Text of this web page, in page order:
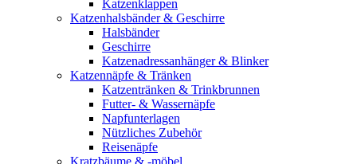
Katzenklappen
Katzenhalsbänder & Geschirre
Halsbänder
Geschirre
Katzenadressanhänger & Blinker
Katzennäpfe & Tränken
Katzentränken & Trinkbrunnen
Futter- & Wassernäpfe
Napfunterlagen
Nützliches Zubehör
Reisenäpfe
Kratzbäume & -möbel